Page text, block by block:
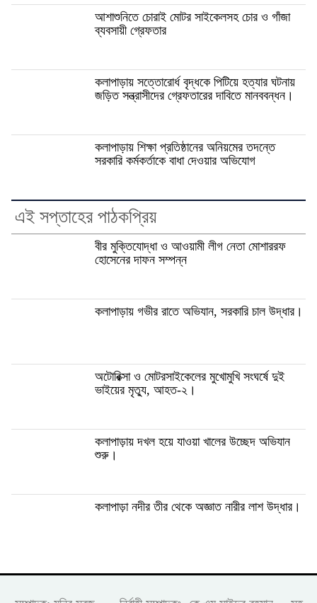
আশাশুনিতে চোরাই মোটর সাইকেলসহ চোর ও গাঁজা
ব্যবসায়ী গ্রেফতার
কলাপাড়ায় সত্তোরোর্ধ বৃদ্ধকে পিটিয়ে হত্যার ঘটনায়
জড়িত সন্ত্রাসীদের গ্রেফতারের দাবিতে মানববন্ধন।
কলাপাড়ায় শিক্ষা প্রতিষ্ঠানের অনিয়মের তদন্তে
সরকারি কর্মকর্তাকে বাধা দেওয়ার অভিযোগ
এই সপ্তাহের পাঠকপ্রিয়
বীর মুক্তিযোদ্ধা ও আওয়ামী লীগ নেতা মোশাররফ
হোসেনের দাফন সম্পন্ন
কলাপাড়ায় গভীর রাতে অভিযান, সরকারি চাল উদ্ধার।
অটোরিক্সা ও মোটরসাইকেলের মুখোমুখি সংঘর্ষে দুই
ভাইয়ের মৃত্যু, আহত-২।
কলাপাড়ায় দখল হয়ে যাওয়া খালের উচ্ছেদ অভিযান
শুরু।
কলাপাড়া নদীর তীর থেকে অজ্ঞাত নারীর লাশ উদ্ধার।